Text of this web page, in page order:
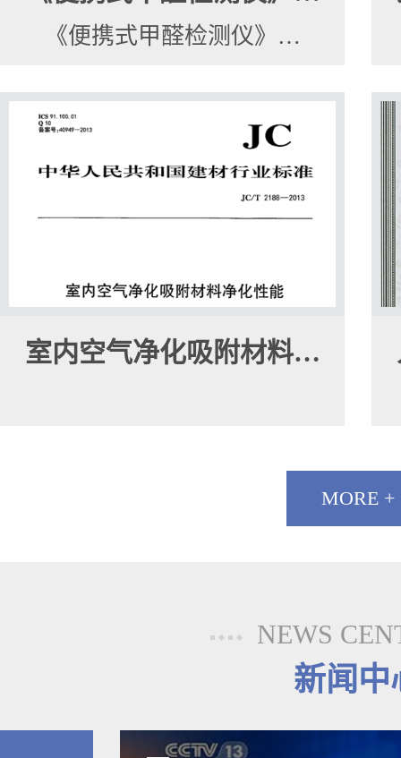
《便携式甲醛检测仪》…
室内空气净化吸附材料…
MORE +
NEWS
新闻中